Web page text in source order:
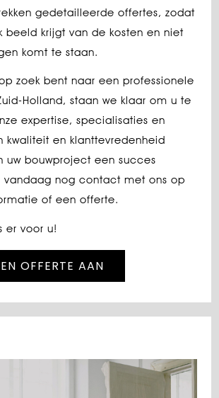
gedetailleerde offertes, zodat
beeld krijgt van de kosten en niet
komt te staan.
zoek bent naar een professionele
Holland, staan we klaar om u te
expertise, specialisaties en
kwaliteit en klanttevredenheid
uw bouwproject een succes
vandaag nog contact met ons op
of een offerte.
er voor u!
OFFERTE AAN